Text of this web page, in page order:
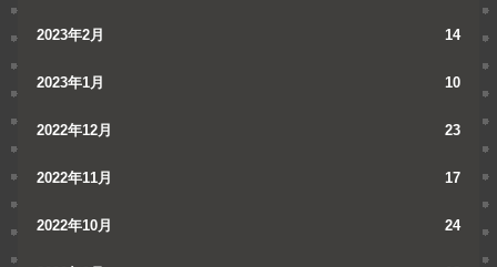
2023年2月 14
2023年1月 10
2022年12月 23
2022年11月 17
2022年10月 24